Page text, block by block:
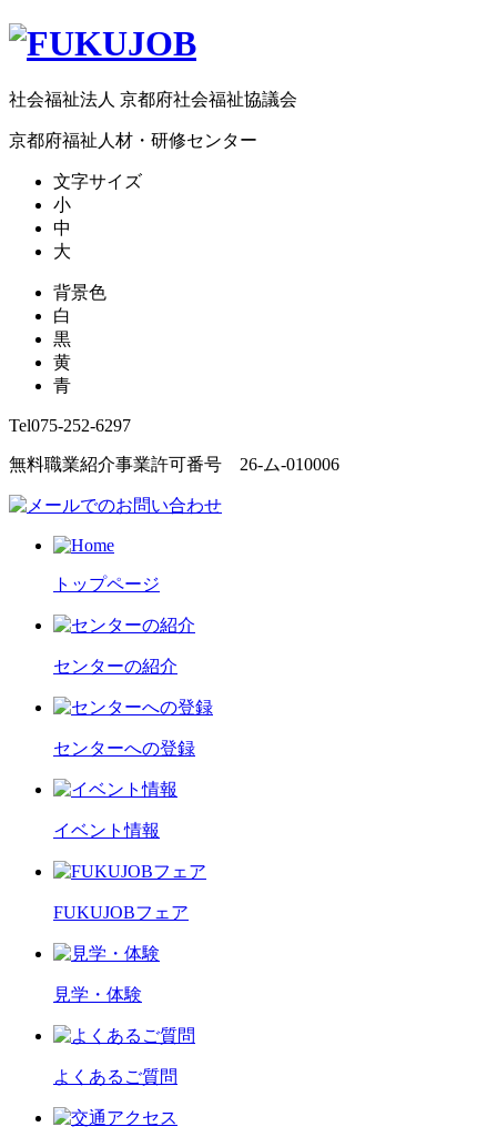
社会福祉法人 京都府社会福祉協議会
京都府福祉人材・研修センター
文字サイズ
小
中
大
背景色
白
黒
黄
青
Tel075-252-6297
無料職業紹介事業許可番号 26-ム-010006
トップページ
センターの紹介
センターへの登録
イベント情報
FUKUJOBフェア
見学・体験
よくあるご質問